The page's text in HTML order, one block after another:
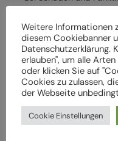
überprüft werden
Lassen Sie das
Herstellervorgaben
überprüfen und
verschleißbedingt, zu
Halten Sie die
Montage von Bauteilen
Weitere Informationen
diesem Cookiebanner
Datenschutzerklärung.
erlauben", um alle
oder klicken Sie auf
Cookies zu zulassen,
der Webseite
Cookie Einstellungen